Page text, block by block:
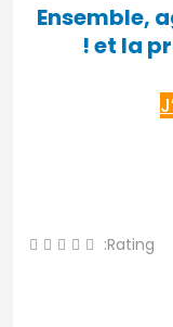
Ensemble,
et la
Rating: